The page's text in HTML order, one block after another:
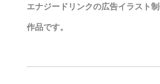
エナジードリンクの広告イラスト
作品です。